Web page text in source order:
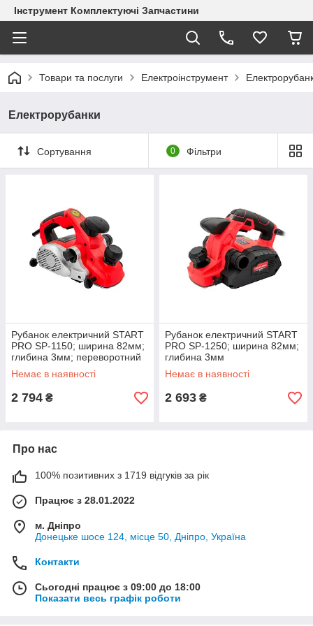
Інструмент Комплектуючі Запчастини
Товари та послуги Електроінструмент
Електрорубанки
Сортування 0 Фільтри
Рубанок електричний START
PRO SP-1150; ширина 82мм;
глибина 3мм; переворотний
Немає в наявності
2 794 ₴
Рубанок електричний START
PRO SP-1250; ширина 82мм;
глибина 3мм
Немає в наявності
2 693 ₴
Про нас
100% позитивних з 1719 відгуків за рік
Працює з 28.01.2022
м. Дніпро
Донецьке шосе 124, місце 50, Дніпро, Україна
Контакти
Сьогодні працює з 09:00 до 18:00
Показати весь графік роботи